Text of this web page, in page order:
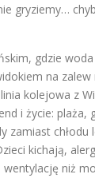
gryziemy…
gdzie
na zalew
kolejowa z
i życie: plaża,
zamiast chłodu
kichają,
niż